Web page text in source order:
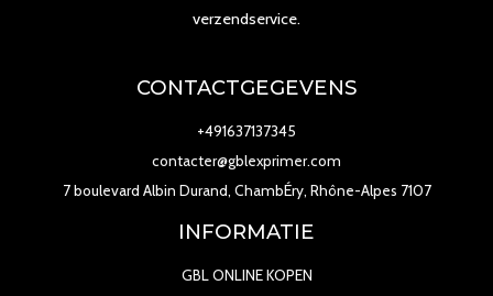
verzendservice.
CONTACTGEGEVENS
+491637137345
contacter@gblexprimer.com
7 boulevard Albin Durand, ChambÉry, Rhône-Alpes 7107
INFORMATIE
GBL ONLINE KOPEN